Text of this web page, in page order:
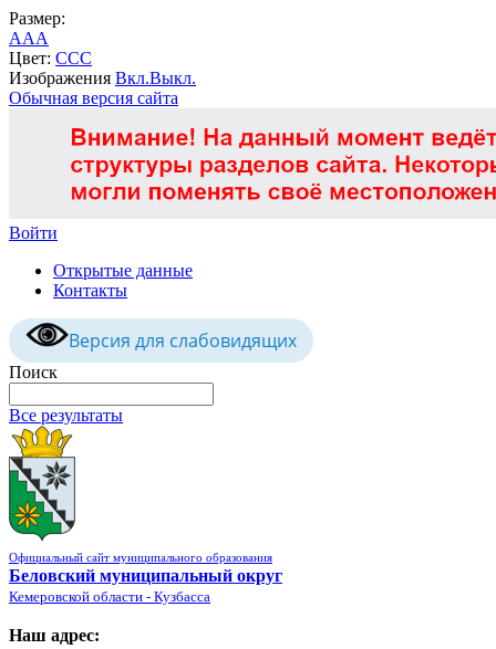
Размер:
AAA
Цвет: CCC
Изображения Вкл.Выкл.
Обычная версия сайта
Войти
Открытые данные
Контакты
Версия для слабовидящих
Поиск
Все результаты
Официальный сайт муниципального образования
Беловский муниципальный округ
Кемеровской области - Кузбасса
Наш адрес: